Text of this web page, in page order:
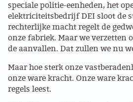
WEBSITE
ARBEID
LABOUR RIGHTS
speciale politie-eenheden, het
elektriciteitsbedrijf DEI sloot de
rechterlijke macht regelt de
onze fabriek. Maar we verzetten
de aanvallen. Dat zullen we nu
Maar hoe sterk onze
onze ware kracht. Onze ware
regels leest.